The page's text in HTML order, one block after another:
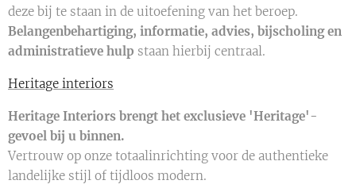
deze bij te staan in de uitoefening van het beroep.
Belangenbehartiging, informatie, advies, bijscholing en
administratieve hulp staan hierbij centraal.
Heritage interiors
Heritage Interiors brengt het exclusieve 'Heritage'-
gevoel bij u binnen.
Vertrouw op onze totaalinrichting voor de authentieke
landelijke stijl of tijdloos modern.